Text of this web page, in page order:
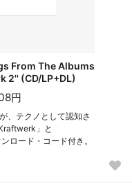
From The Albums
2'' (CD/LP+DL)
円
、テクノとして認知さ
」と
ロード・コード付き。